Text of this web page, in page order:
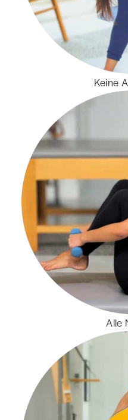
Keine
Alle